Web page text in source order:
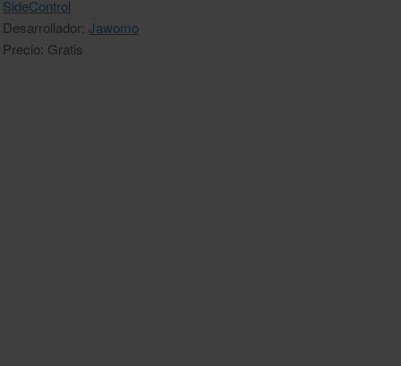
SideControl
Desarrollador: Jawomo
Precio: Gratis